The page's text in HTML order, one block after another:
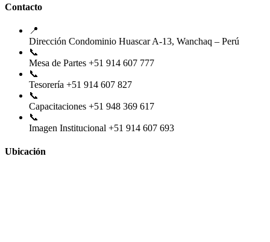
Contacto
📍
Dirección Condominio Huascar A-13, Wanchaq – Perú
📞
Mesa de Partes +51 914 607 777
📞
Tesorería +51 914 607 827
📞
Capacitaciones +51 948 369 617
📞
Imagen Institucional +51 914 607 693
Ubicación